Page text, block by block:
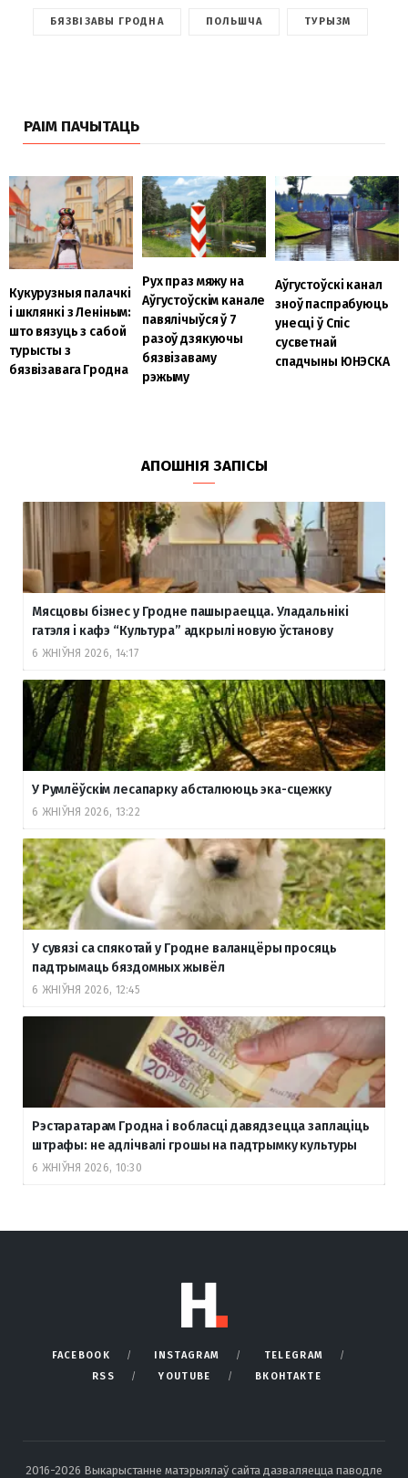
БЯЗВІЗАВЫ ГРОДНА ПОЛЬШЧА ТУРЫЗМ
РАІМ ПАЧЫТАЦЬ
Кукурузныя палачкі
і шклянкі з Леніным:
што вязуць з сабой
турысты з
бязвізавага Гродна
Рух праз мяжу на
Аўгустоўскім канале
павялічыўся ў 7
разоў дзякуючы
бязвізаваму
рэжыму
Аўгустоўскі канал
зноў паспрабуюць
унесці ў Спіс
сусветнай
спадчыны ЮНЭСКА
АПОШНІЯ ЗАПІСЫ
Мясцовы бізнес у Гродне пашыраецца. Уладальнікі
гатэля і кафэ “Культура” адкрылі новую ўстанову
6 ЖНІЎНЯ 2026, 14:17
У Румлёўскім лесапарку абсталююць эка-сцежку
6 ЖНІЎНЯ 2026, 13:22
У сувязі са спякотай у Гродне валанцёры просяць
падтрымаць бяздомных жывёл
6 ЖНІЎНЯ 2026, 12:45
Рэстаратарам Гродна і вобласці давядзецца заплаціць
штрафы: не адлічвалі грошы на падтрымку культуры
6 ЖНІЎНЯ 2026, 10:30
FACEBOOK INSTAGRAM
TELEGRAM
RSS
YOUTUBE ВКОНТАКТЕ
2016-2026 Выкарыстанне матэрыялаў сайта дазваляецца паводле